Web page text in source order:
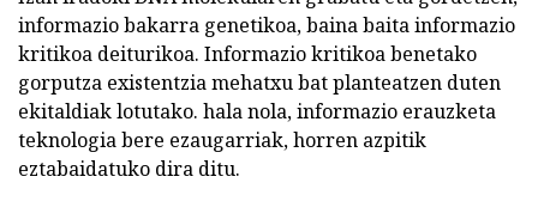
informazio bakarra genetikoa, baina baita informazio
kritikoa deiturikoa. Informazio kritikoa benetako
gorputza existentzia mehatxu bat planteatzen duten
ekitaldiak lotutako. hala nola, informazio erauzketa
teknologia bere ezaugarriak, horren azpitik
eztabaidatuko dira ditu.